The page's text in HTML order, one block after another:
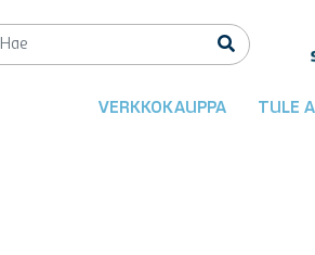
VERKKOKAUPPA TULE